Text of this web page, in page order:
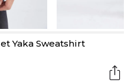
Yaka Sweatshirt